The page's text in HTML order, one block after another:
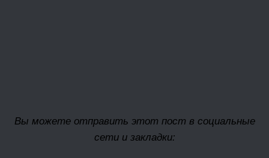
Вы можете отправить этот пост в социальные
сети и закладки: